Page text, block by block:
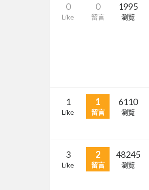
0
Like
0
留言
1995
瀏覽
1
Like
1
留言
6110
瀏覽
3
Like
2
留言
48245
瀏覽